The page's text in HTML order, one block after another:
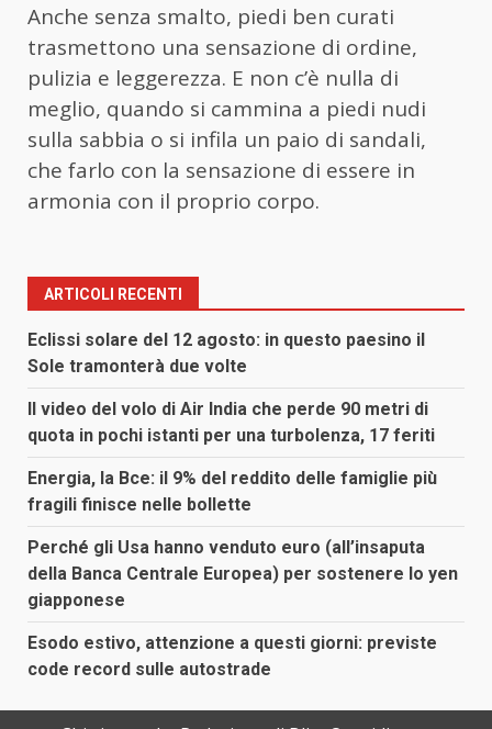
Anche senza smalto, piedi ben curati
trasmettono una sensazione di ordine,
pulizia e leggerezza. E non c’è nulla di
meglio, quando si cammina a piedi nudi
sulla sabbia o si infila un paio di sandali,
che farlo con la sensazione di essere in
armonia con il proprio corpo.
ARTICOLI RECENTI
Eclissi solare del 12 agosto: in questo paesino il
Sole tramonterà due volte
Il video del volo di Air India che perde 90 metri di
quota in pochi istanti per una turbolenza, 17 feriti
Energia, la Bce: il 9% del reddito delle famiglie più
fragili finisce nelle bollette
Perché gli Usa hanno venduto euro (all’insaputa
della Banca Centrale Europea) per sostenere lo yen
giapponese
Esodo estivo, attenzione a questi giorni: previste
code record sulle autostrade